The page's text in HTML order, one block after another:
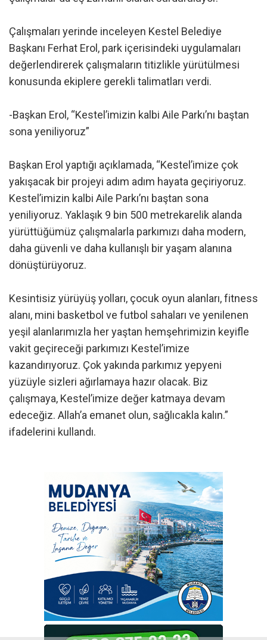
Çalışmaları yerinde inceleyen Kestel Belediye
Başkanı Ferhat Erol, park içerisindeki uygulamaları
değerlendirerek çalışmaların titizlikle yürütülmesi
konusunda ekiplere gerekli talimatları verdi.
-Başkan Erol, “Kestel’imizin kalbi Aile Parkı’nı baştan
sona yeniliyoruz”
Başkan Erol yaptığı açıklamada, “Kestel’imize çok
yakışacak bir projeyi adım adım hayata geçiriyoruz.
Kestel’imizin kalbi Aile Parkı’nı baştan sona
yeniliyoruz. Yaklaşık 9 bin 500 metrekarelik alanda
yürüttüğümüz çalışmalarla parkımızı daha modern,
daha güvenli ve daha kullanışlı bir yaşam alanına
dönüştürüyoruz.
Kesintisiz yürüyüş yolları, çocuk oyun alanları, fitness
alanı, mini basketbol ve futbol sahaları ve yenilenen
yeşil alanlarımızla her yaştan hemşehrimizin keyifle
vakit geçireceği parkımızı Kestel’imize
kazandırıyoruz. Çok yakında parkımız yepyeni
yüzüyle sizleri ağırlamaya hazır olacak. Biz
çalışmaya, Kestel’imize değer katmaya devam
edeceğiz. Allah’a emanet olun, sağlıcakla kalın.”
ifadelerini kullandı.